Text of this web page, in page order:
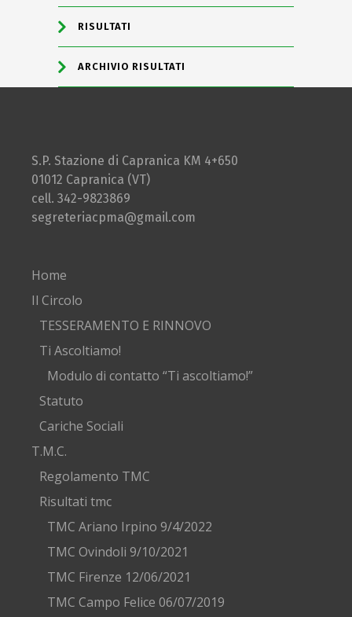
RISULTATI
ARCHIVIO RISULTATI
S.P. Stazione di Capranica KM 4+650
01012 Capranica (VT)
cell. 342-9823869
segreteriacpma@gmail.com
Home
Il Circolo
TESSERAMENTO E RINNOVO
Ti Ascoltiamo!
Modulo di contatto “Ti ascoltiamo!”
Statuto
Cariche Sociali
T.M.C.
Regolamento TMC
Risultati tmc
TMC Ariano Irpino 9/4/2022
TMC Ovindoli 9/10/2021
TMC Firenze 12/06/2021
TMC Campo Felice 06/07/2019